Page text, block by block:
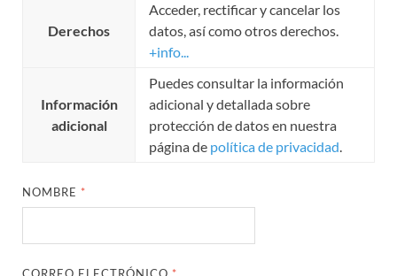
Derechos
Acceder, rectificar y cancelar los
datos, así como otros derechos.
+info...
Información
adicional
Puedes consultar la información
adicional y detallada sobre
protección de datos en nuestra
página de política de privacidad.
NOMBRE *
CORREO ELECTRÓNICO *